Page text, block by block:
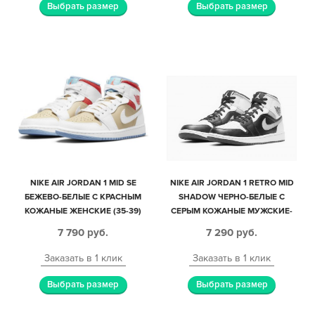
Выбрать размер Выбрать размер
NIKE AIR JORDAN 1 MID SE
БЕЖЕВО-БЕЛЫЕ С КРАСНЫМ
КОЖАНЫЕ ЖЕНСКИЕ (35-39)
7 790 руб.
Заказать в 1 клик
Выбрать размер
NIKE AIR JORDAN 1 RETRO MID
SHADOW ЧЕРНО-БЕЛЫЕ С
СЕРЫМ КОЖАНЫЕ МУЖСКИЕ-
7 290 руб.
Заказать в 1 клик
Выбрать размер